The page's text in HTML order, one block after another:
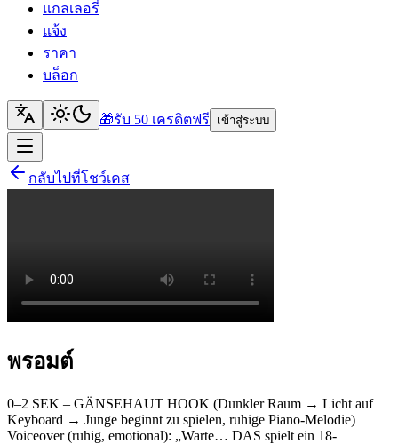
แกลเลอรี่
แจ้ง
ราคา
บล็อก
🎁รับ 50 เครดิตฟรี เข้าสู่ระบบ
กลับไปที่โชว์เคส
พรอมต์
0–2 SEK – GÄNSEHAUT HOOK (Dunkler Raum → Licht auf
Keyboard → Junge beginnt zu spielen, ruhige Piano-Melodie)
Voiceover (ruhig, emotional): „Warte… DAS spielt ein 18-